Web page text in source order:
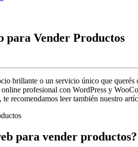
para Vender Productos
brillante o un servicio único que querés
profesional con WordPress y
recomendamos leer también nuestro
para vender productos?